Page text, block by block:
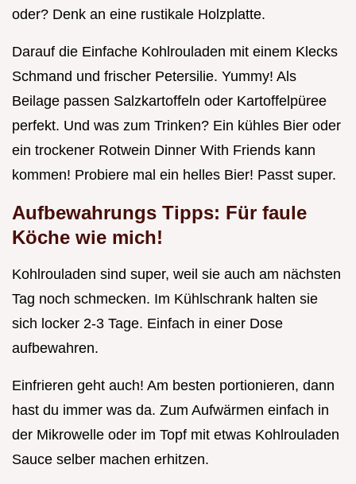
oder? Denk an eine rustikale Holzplatte.
Darauf die Einfache Kohlrouladen mit einem Klecks
Schmand und frischer Petersilie. Yummy! Als
Beilage passen Salzkartoffeln oder Kartoffelpüree
perfekt. Und was zum Trinken? Ein kühles Bier oder
ein trockener Rotwein Dinner With Friends kann
kommen! Probiere mal ein helles Bier! Passt super.
Aufbewahrungs Tipps: Für faule
Köche wie mich!
Kohlrouladen sind super, weil sie auch am nächsten
Tag noch schmecken. Im Kühlschrank halten sie
sich locker 2-3 Tage. Einfach in einer Dose
aufbewahren.
Einfrieren geht auch! Am besten portionieren, dann
hast du immer was da. Zum Aufwärmen einfach in
der Mikrowelle oder im Topf mit etwas Kohlrouladen
Sauce selber machen erhitzen.